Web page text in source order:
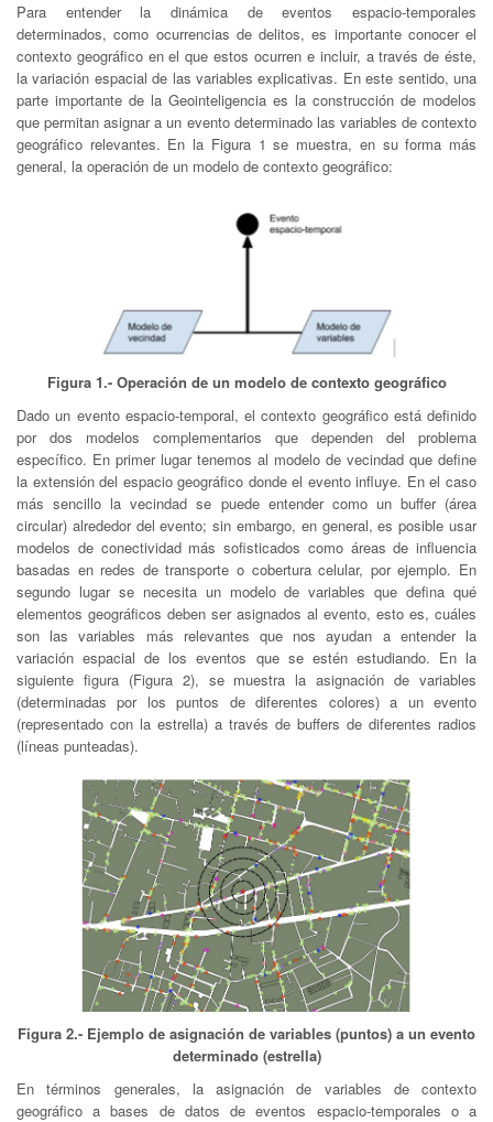
Para entender la dinámica de eventos espacio-temporales
determinados, como ocurrencias de delitos, es importante conocer el
contexto geográfico en el que estos ocurren e incluir, a través de éste,
la variación espacial de las variables explicativas. En este sentido, una
parte importante de la Geointeligencia es la construcción de modelos
que permitan asignar a un evento determinado las variables de contexto
geográfico relevantes. En la Figura 1 se muestra, en su forma más
general, la operación de un modelo de contexto geográfico:
Figura 1.- Operación de un modelo de contexto geográfico
Dado un evento espacio-temporal, el contexto geográfico está definido
por dos modelos complementarios que dependen del problema
específico. En primer lugar tenemos al modelo de vecindad que define
la extensión del espacio geográfico donde el evento influye. En el caso
más sencillo la vecindad se puede entender como un buffer (área
circular) alrededor del evento; sin embargo, en general, es posible usar
modelos de conectividad más sofisticados como áreas de influencia
basadas en redes de transporte o cobertura celular, por ejemplo. En
segundo lugar se necesita un modelo de variables que defina qué
elementos geográficos deben ser asignados al evento, esto es, cuáles
son las variables más relevantes que nos ayudan a entender la
variación espacial de los eventos que se estén estudiando. En la
siguiente figura (Figura 2), se muestra la asignación de variables
(determinadas por los puntos de diferentes colores) a un evento
(representado con la estrella) a través de buffers de diferentes radios
(líneas punteadas).
Figura 2.- Ejemplo de asignación de variables (puntos) a un evento
determinado (estrella)
En términos generales, la asignación de variables de contexto
geográfico a bases de datos de eventos espacio-temporales o a